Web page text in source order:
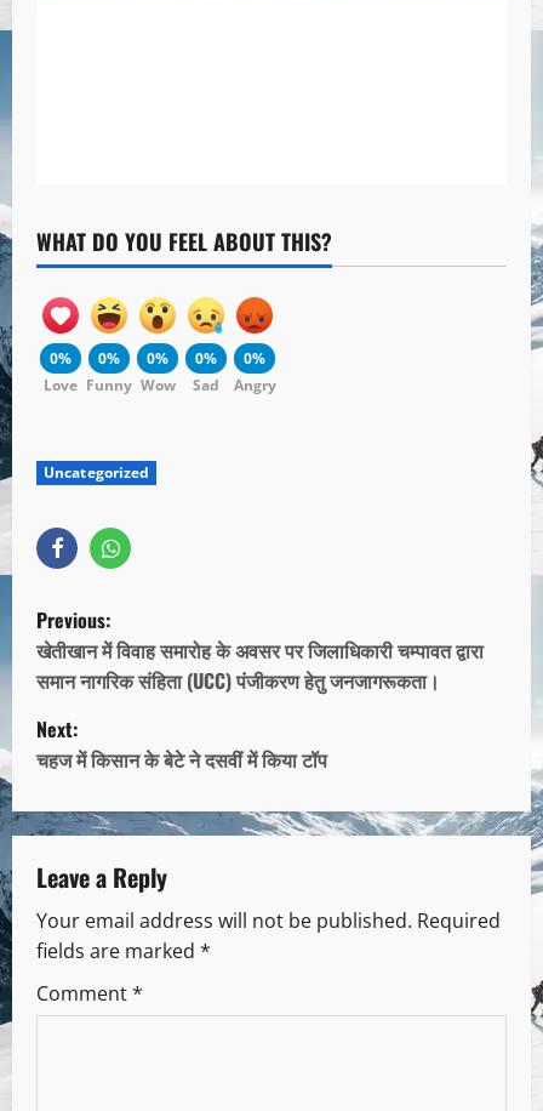
WHAT DO YOU FEEL ABOUT THIS?
0%
Love
0%
Funny
0%
Wow
0%
Sad
0%
Angry
Uncategorized
Previous:
खेतीखान में विवाह समारोह के अवसर पर जिलाधिकारी चम्पावत द्वारा
समान नागरिक संहिता (UCC) पंजीकरण हेतु जनजागरूकता।
Next:
चहज में किसान के बेटे ने दसवीं में किया टॉप
Leave a Reply
Your email address will not be published. Required
fields are marked *
Comment*